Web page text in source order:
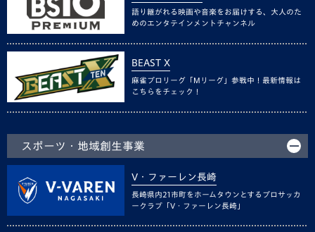
語り継がれる映画や音楽をお届けする、大人のた
めのエンタテインメントチャンネル
BEAST X
麻雀プロリーグ「Mリーグ」参戦中！最新情報は
こちらをチェック！
スポーツ・地域創生事業
V・ファーレン長崎
長崎県内21市町をホームタウンとするプロサッカ
ークラブ「V・ファーレン長崎」